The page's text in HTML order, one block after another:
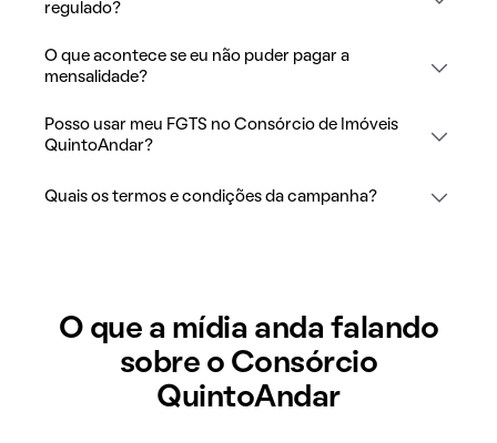
regulado?
O que acontece se eu não puder pagar a
mensalidade?
Posso usar meu FGTS no Consórcio de Imóveis
QuintoAndar?
Quais os termos e condições da campanha?
O que a mídia anda falando
sobre o Consórcio
QuintoAndar